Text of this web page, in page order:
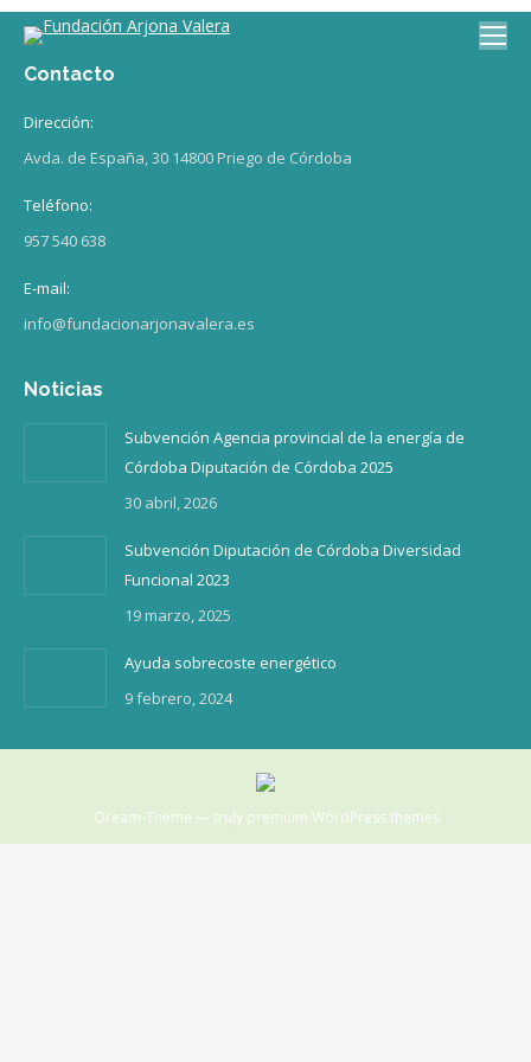
Contacto
Dirección:
Avda. de España, 30 14800 Priego de Córdoba
Teléfono:
957 540 638
E-mail:
info@fundacionarjonavalera.es
Noticias
Subvención Agencia provincial de la energía de
Córdoba Diputación de Córdoba 2025
30 abril, 2026
Subvención Diputación de Córdoba Diversidad
Funcional 2023
19 marzo, 2025
Ayuda sobrecoste energético
9 febrero, 2024
Dream-Theme — truly premium WordPress themes